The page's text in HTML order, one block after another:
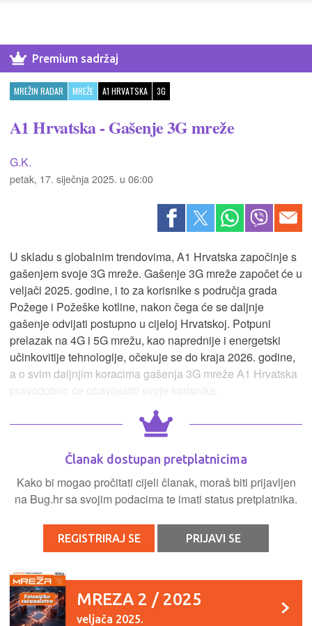
Premium sadržaj
MREŽIN RADAR MREŽE A1 HRVATSKA 3G
A1 Hrvatska - Gašenje 3G mreže
G.K.
petak, 17. siječnja 2025. u 06:00
U skladu s globalnim trendovima, A1 Hrvatska započinje s
gašenjem svoje 3G mreže. Gašenje 3G mreže započet će u
veljači 2025. godine, i to za korisnike s područja grada
Požege i Požeške kotline, nakon čega će se daljnje
gašenje odvijati postupno u cijeloj Hrvatskoj. Potpuni
prelazak na 4G i 5G mrežu, kao naprednije i energetski
učinkovitije tehnologije, očekuje se do kraja 2026. godine,
a o svim daljnjim koracima gašenja 3G mreže A1 Hrvatska
Članak dostupan pretplatnicima
Kako bi mogao pročitati cijeli članak, moraš biti prijavljen
na Bug.hr sa svojim podacima te imati status pretplatnika.
REGISTRIRAJ SE PRIJAVI SE
MREZA 2 / 2025
veljača 2025.